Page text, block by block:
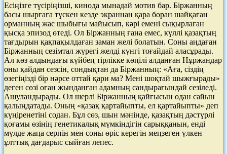
Есіңізге түсіріңізші, кинода мынадай мотив бар. Біржанның
басы шырғаға түскен кезде экраннан қара боран шайқаған
орманның жас шыбығы майысып, кәрі емені сықырлаған
қысқа эпизод өтеді. Ол Біржанның ғана емес, күллі қазақтың
тағдырын қақпақылдаған заман желі болатын. Соны аңдаған
Біржанның сезімтал жүрегі желді күнгі тоғайдай аласұрады.
Ал көз алдындағы күйбең тірлікке көңілі алданған Нұржандар
оны қайдан сезсін, сондықтан да Біржанның: «Аға, сіздің
өзегіңізді бір нәрсе оттай қари ма? Мені шоқтай шыжғырады»
деген сөзі оған жынданған адамның сандырағындай сезіледі.
Ашуландырады. Ол шерлі Біржанның қайғысын одан сайын
қалыңдатады. Оның «қазақ қартайыпты, ел қартайыпты» деп
күңіренетіні содан. Бұл сөз, шын мәнінде, қазақтың дәстүрлі
қоғамы өзінің генетикалық мүмкіндігін сарыққанын, енді
мүлде жаңа серпін мен соны өріс керегін меңзеген үлкен
ұлттық дағдарыс сыйған лепес.